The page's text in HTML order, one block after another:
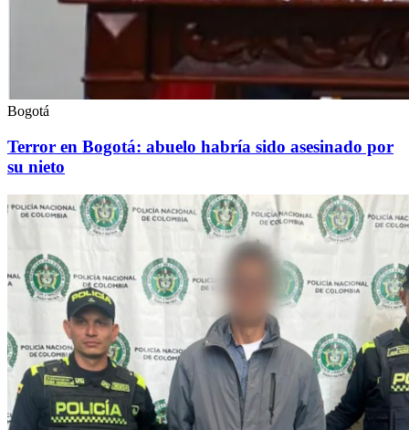
Bogotá
Terror en Bogotá: abuelo habría sido asesinado por
su nieto